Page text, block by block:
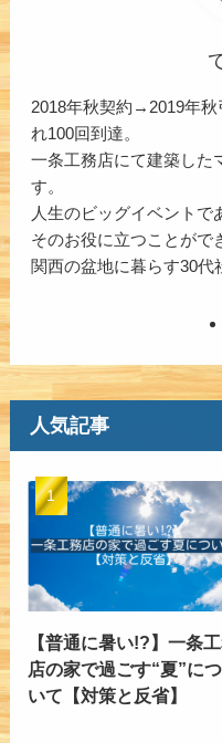
2018年秋契約→2019年秋
れ100回到達。
一条工務店にて建築した
す。
人生のビッグイベントで
そのお役に立つことがで
関西の盆地に暮らす30代
人気記事
【普通に暑い!?】一条
店の家で過ごす“夏”につ
いて【対策と反省】